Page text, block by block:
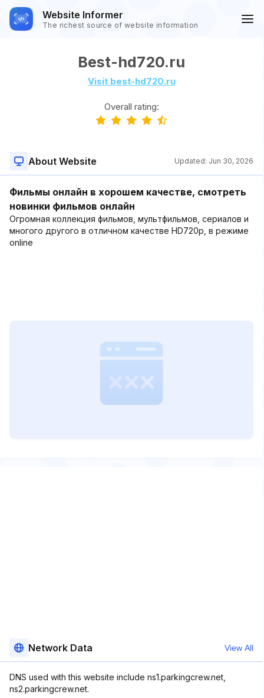
Website Informer
The richest source of website information
Best-hd720.ru
Visit best-hd720.ru
Overall rating:
About Website Updated: Jun 30, 2026
Фильмы онлайн в хорошем качестве, смотреть
новинки фильмов онлайн
Огромная коллекция фильмов, мультфильмов, сериалов и
многого другого в отличном качестве HD720p, в режиме
online
Network Data View All
DNS used with this website include ns1.parkingcrew.net,
ns2.parkingcrew.net.